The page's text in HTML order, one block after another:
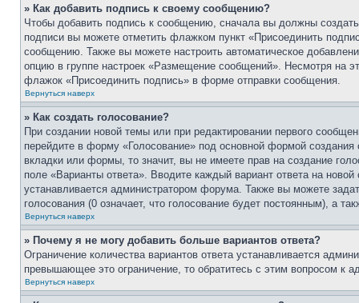
» Как добавить подпись к своему сообщению?
Чтобы добавить подпись к сообщению, сначала вы должны
подписи вы можете отметить флажком пункт «Присоединить
сообщению. Также вы можете настроить автоматическое
опцию в группе настроек «Размещение сообщений». Несмотря на
флажок «Присоединить подпись» в форме отправки сообщения.
Вернуться наверх
» Как создать голосование?
При создании новой темы или при редактировании первого
перейдите в форму «Голосование» под основной формой
вкладки или формы, то значит, вы не имеете прав на создание
поле «Варианты ответа». Вводите каждый вариант ответа на
устанавливается администратором форума. Также вы можете
голосования (0 означает, что голосование будет постоянным), а
Вернуться наверх
» Почему я не могу добавить больше вариантов ответа?
Ограничение количества вариантов ответа устанавливается
превышающее это ограничение, то обратитесь с этим вопросом к
Вернуться наверх